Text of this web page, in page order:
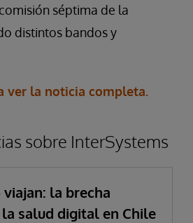
séptima de la
distintos bandos y
ver la noticia completa.
sobre InterSystems
la brecha
salud digital en Chile